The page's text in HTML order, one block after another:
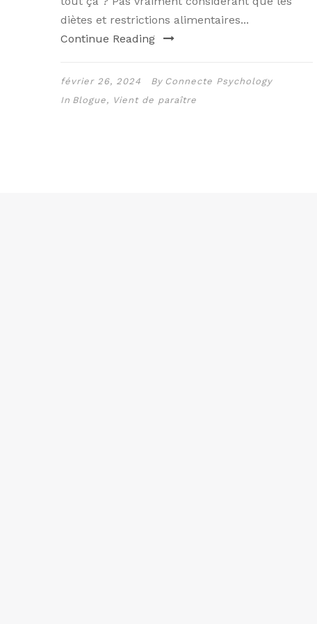
diètes et restrictions alimentaires...
Continue Reading
février 26, 2024 By Connecte Psychology
In Blogue, Vient de paraître